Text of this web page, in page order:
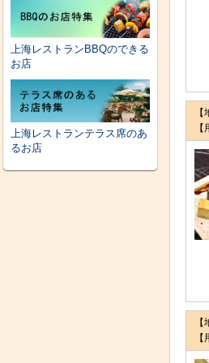
上海レストランBBQのできる
お店
上海レストランテラス席のあ
るお店